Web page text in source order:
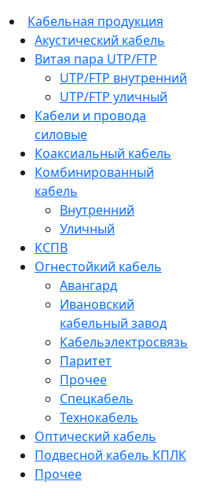
Кабельная продукция
Акустический кабель
Витая пара UTP/FTP
UTP/FTP внутренний
UTP/FTP уличный
Кабели и провода
силовые
Коаксиальный кабель
Комбинированный
кабель
Внутренний
Уличный
КСПВ
Огнестойкий кабель
Авангард
Ивановский
кабельный завод
Кабельэлектросвязь
Паритет
Прочее
Спецкабель
Технокабель
Оптический кабель
Подвесной кабель КПЛК
Прочее